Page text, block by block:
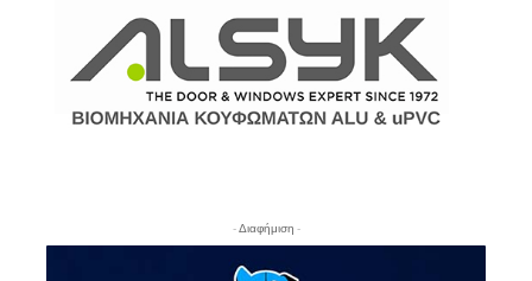
- Διαφήμιση -